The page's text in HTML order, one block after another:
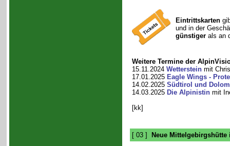
Eintrittskarten
und in der
günstigerals an
Weitere Termine der
15.11.2024 Wettersteinmit
17.01.2025 Eagle Wings -
14.02.2025 Südtirol und
14.03.2025 Die Alpinistinmit
[kk]
[ 03 ]
Neue